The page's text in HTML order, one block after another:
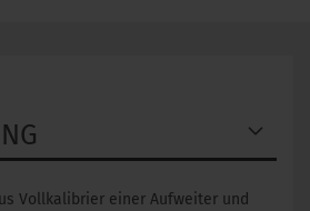
Vollkalibrier einer Aufweiter und